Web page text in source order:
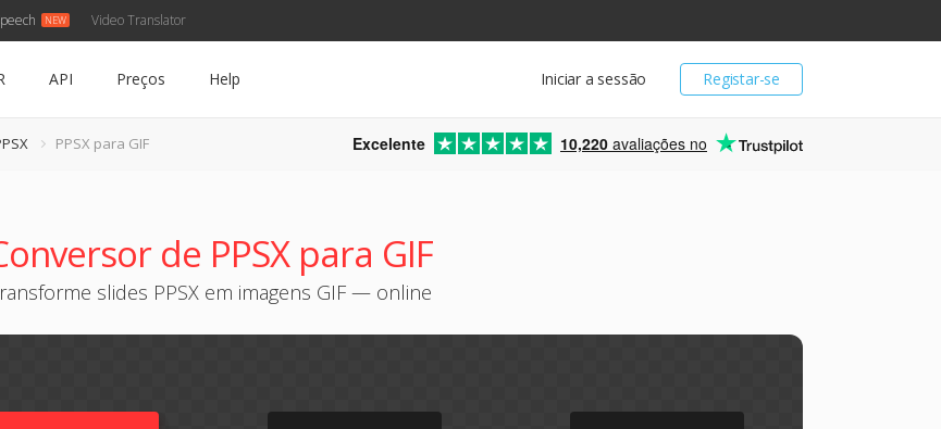
Video Translator
Registar-se
Iniciar a sessão
API Preços Help
PPSX para GIF Excelente 10,220 avaliações no
de PPSX para GIF
slides PPSX em imagens GIF — online